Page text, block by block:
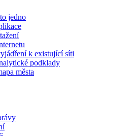
jedno
k existující síti
podklady
města